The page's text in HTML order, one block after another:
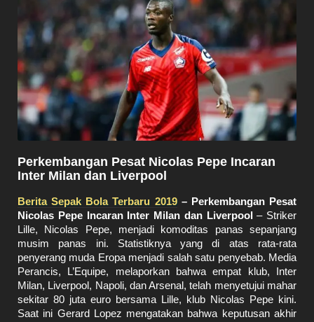
Perkembangan Pesat Nicolas Pepe Incaran
Inter Milan dan Liverpool
Berita Sepak Bola Terbaru 2019– Perkembangan Pesat
Nicolas Pepe Incaran Inter Milan dan Liverpool– Striker
Lille, Nicolas Pepe, menjadi komoditas panas sepanjang
musim panas ini. Statistiknya yang di atas rata-rata
penyerang muda Eropa menjadi salah satu penyebab. Media
Perancis, L’Equipe, melaporkan bahwa empat klub, Inter
Milan, Liverpool, Napoli, dan Arsenal, telah menyetujui mahar
sekitar 80 juta euro bersama Lille, klub Nicolas Pepe kini.
Saat ini Gerard Lopez mengatakan bahwa keputusan akhir